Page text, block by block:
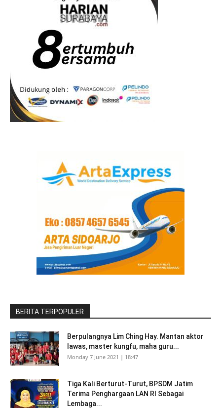
BERITA TERPOPULER
Berpulangnya Lim Ching Hay. Mantan aktor
lawas, master kungfu, maha guru...
Monday 7 June 2021 | 18:47
Tiga Kali Berturut-Turut, BPSDM Jatim
Terima Penghargaan LAN RI Sebagai
Lembaga...